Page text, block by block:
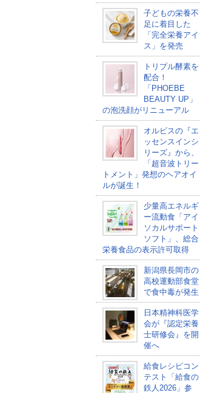
子どもの栄養不
足に着目した
「完全栄養アイ
ス」を発売
トリプル酵素を
配合！
「PHOEBE
BEAUTY UP」
の泡洗顔がリニューアル
オルビスの『エ
ッセンスインシ
リーズ』から、
「超音波トリー
トメント」発想のヘアオイ
ルが誕生！
少量高エネルギ
ー流動食「アイ
ソカルサポート
ソフト」、総合
栄養食品の表示許可取得
新潟県長岡市の
高校運動部食堂
で食中毒が発生
日本精神科医学
会が『認定栄養
士研修会』を開
催へ
給食レシピコン
テスト「給食の
鉄人2026」参